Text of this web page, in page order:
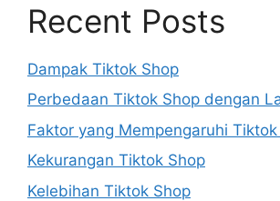
Recent Posts
Dampak Tiktok Shop
Perbedaan Tiktok Shop dengan
Faktor yang Mempengaruhi
Kekurangan Tiktok Shop
Kelebihan Tiktok Shop